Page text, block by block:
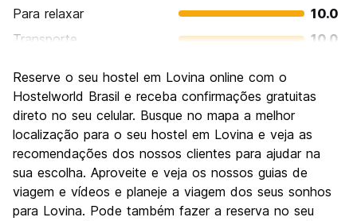
Para relaxar
10.0
Transporte
10.0
Cultura
10.0
Festas / vida noturna
Custo-beneficio
10.0
Reserve o seu hostel em Lovina online com o
Hostelworld Brasil e receba confirmações gratuitas
direto no seu celular. Busque no mapa a melhor
localização para o seu hostel em Lovina e veja as
recomendações dos nossos clientes para ajudar na
sua escolha. Aproveite e veja os nossos guias de
viagem e vídeos e planeje a viagem dos seus sonhos
para Lovina. Pode também fazer a reserva no seu